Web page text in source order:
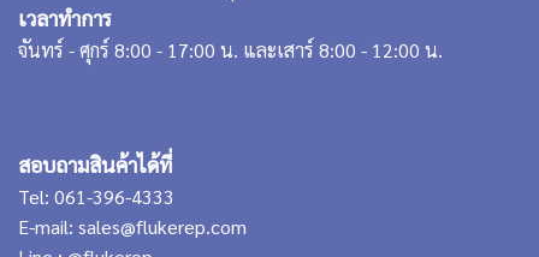
เวลาทำการ
จันทร์ - ศุกร์ 8:00 - 17:00 น. และเสาร์ 8:00 - 12:00 น.
สอบถามสินค้าได้ที่
Tel: 061-396-4333
E-mail: sales@flukerep.com